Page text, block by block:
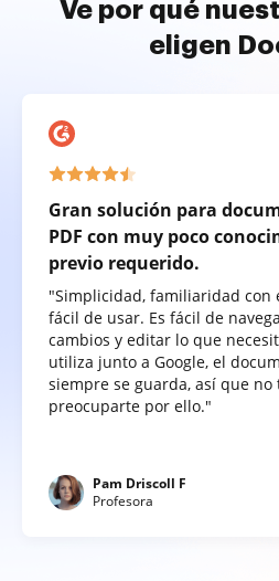
Ve por qué
eligen
Gran solución para
PDF con muy poco
previo requerido.
"Simplicidad, familiaridad con
fácil de usar. Es fácil de
cambios y editar lo que
utiliza junto a Google, el
siempre se guarda, así que no
preocuparte por ello."
Pam Driscoll F
Profesora